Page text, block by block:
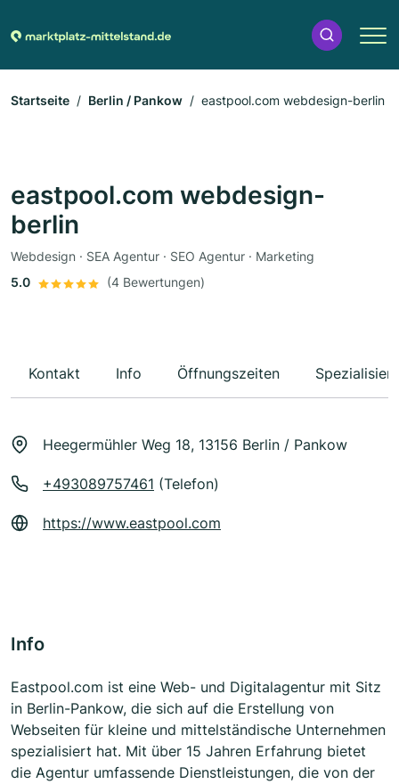
Startseite Berlin / Pankow eastpool.com webdesign-berlin
eastpool.com webdesign-
berlin
Webdesign · SEA Agentur · SEO Agentur · Marketing
5.0
(4 Bewertungen)
Kontakt Info Öffnungszeiten
Heegermühler Weg 18, 13156 Berlin / Pankow
+493089757461 (Telefon)
https://www.eastpool.com
Info
Eastpool.com ist eine Web- und Digitalagentur mit Sitz
in Berlin-Pankow, die sich auf die Erstellung von
Webseiten für kleine und mittelständische Unternehmen
spezialisiert hat. Mit über 15 Jahren Erfahrung bietet
die Agentur umfassende Dienstleistungen, die von der